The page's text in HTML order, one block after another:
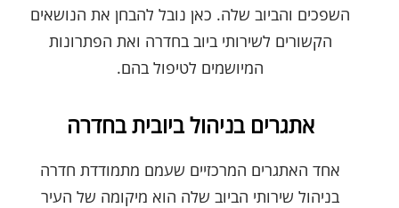
השפכים והביוב שלה. כאן נובל להבחן את הנושאים
הקשורים לשירותי ביוב בחדרה ואת הפתרונות
המיושמים לטיפול בהם.
אתגרים בניהול ביובית בחדרה
אחד האתגרים המרכזיים שעמם מתמודדת חדרה
בניהול שירותי הביוב שלה הוא מיקומה של העיר